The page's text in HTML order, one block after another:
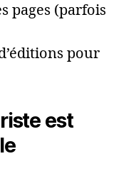
pages (parfois
pour
est